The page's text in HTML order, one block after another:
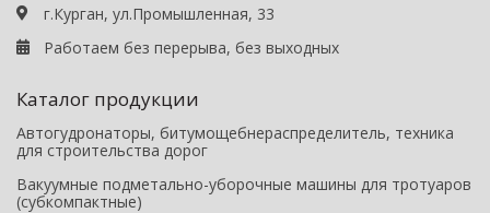
г.Курган, ул.Промышленная, 33
Работаем без перерыва, без выходных
Каталог продукции
Автогудронаторы, битумощебнераспределитель, техника
для строительства дорог
Вакуумные подметально-уборочные машины для тротуаров
(субкомпактные)